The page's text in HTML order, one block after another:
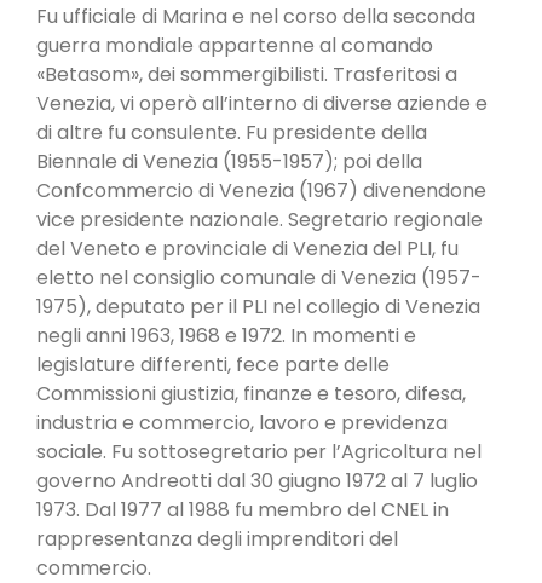
Fu ufficiale di Marina e nel corso della seconda
guer­ra mondiale appartenne al comando
«Betasom», dei sommergibilisti. Trasferitosi a
Venezia, vi operò al­l’interno di diverse aziende e
di altre fu consulen­te. Fu presidente della
Biennale di Venezia (1955-­1957); poi della
Confcommercio di Venezia (1967) divenendone
vice presidente nazionale. Segretario regionale
del Veneto e provinciale di Venezia del PLI, fu
eletto nel consiglio comunale di Venezia (1957-
1975), deputato per il PLI nel collegio di Ve­nezia
negli anni 1963, 1968 e 1972. In momenti e
legislature differenti, fece parte delle
Commissioni giustizia, finanze e tesoro, difesa,
industria e com­mercio, lavoro e previdenza
sociale. Fu sottosegre­tario per l’Agricoltura nel
governo Andreotti dal 30 giugno 1972 al 7 luglio
1973. Dal 1977 al 1988 fu membro del CNEL in
rappresentanza degli im­prenditori del
commercio.